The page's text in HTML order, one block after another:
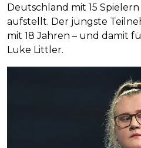
Deutschland mit 15
aufstellt. Der jüngste
mit 18 Jahren – und damit
Luke Littler.